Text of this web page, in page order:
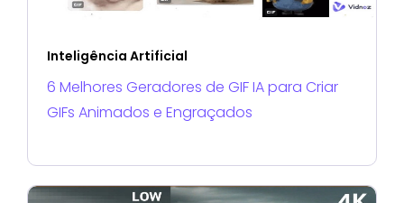
Inteligência Artificial
6 Melhores Geradores de GIF IA para Criar
GIFs Animados e Engraçados